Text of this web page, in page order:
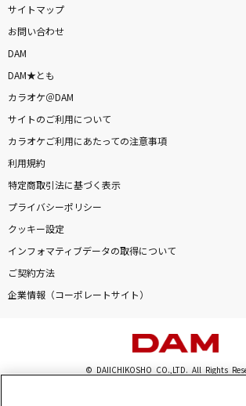
サイトマップ
お問い合わせ
DAM
DAM★とも
カラオケ＠DAM
サイトのご利用について
カラオケご利用にあたっての注意事項
利用規約
特定商取引法に基づく表示
プライバシーポリシー
クッキー設定
インフォマティブデータの取得について
ご契約方法
企業情報（コーポレートサイト）
© DAIICHIKOSHO CO.,LTD. All Rights